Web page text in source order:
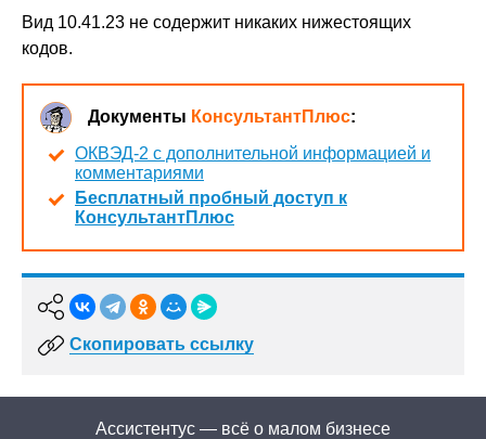
Вид 10.41.23 не содержит никаких нижестоящих
кодов.
Документы КонсультантПлюс:
ОКВЭД-2 с дополнительной информацией и
комментариями
Бесплатный пробный доступ к
КонсультантПлюс
Скопировать ссылку
Ассистентус — всё о малом бизнесе